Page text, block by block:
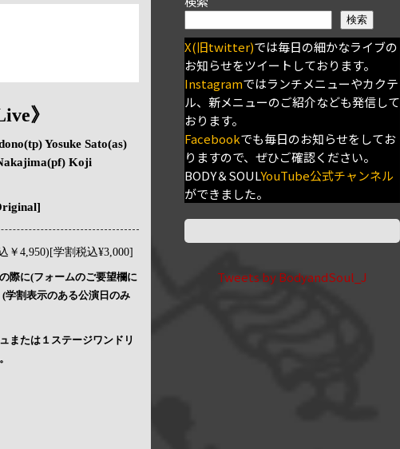
》
Yosuke Sato(as)
Koji
￥4,950)[学割税込¥3,000]
際に(フォームのご要望欄に
学割表示のある公演日のみ
または１ステージワンドリ
検索
X(旧twitter)では毎日の細かなライブの
お知らせをツイートしております。
Instagramではランチメニューやカクテ
ル、新メニューのご紹介なども発信して
おります。
Facebookでも毎日のお知らせをしてお
りますので、ぜひご確認ください。
BODY＆SOULYouTube公式チャンネル
ができました。
Tweets by BodyandSoul_J